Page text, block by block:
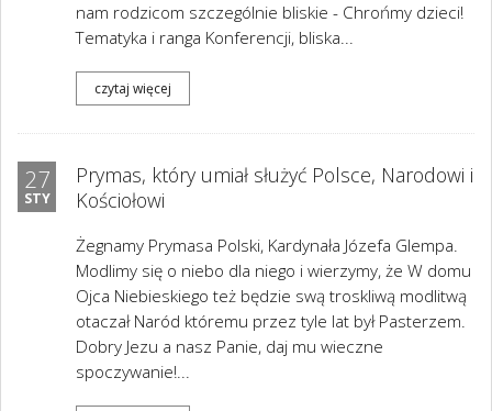
nam rodzicom szczególnie bliskie - Chrońmy dzieci!
Tematyka i ranga Konferencji, bliska...
czytaj więcej
27
STY
Prymas, który umiał służyć Polsce, Narodowi i
Kościołowi
Żegnamy Prymasa Polski, Kardynała Józefa Glempa.
Modlimy się o niebo dla niego i wierzymy, że W domu
Ojca Niebieskiego też będzie swą troskliwą modlitwą
otaczał Naród któremu przez tyle lat był Pasterzem.
Dobry Jezu a nasz Panie, daj mu wieczne
spoczywanie!...